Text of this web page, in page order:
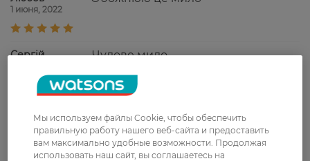
1 июня, 2022
Сергій Чудове мило.
13 января, 2022
Якісне мило, добре очищає шкіру
Мы используем файлы Cookie, чтобы обеспечить
правильную работу нашего веб-сайта и предоставить
вам максимально удобные возможности. Продолжая
использовать наш сайт, вы соглашаетесь на